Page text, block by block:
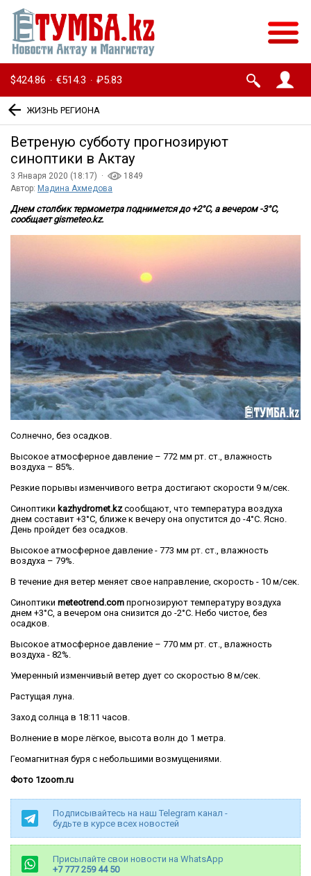
$424.86 · €514.3 · ₽5.83
ЖИЗНЬ РЕГИОНА
Ветреную субботу прогнозируют
синоптики в Актау
3 Января 2020 (18:17) ·
1849
Автор: Мадина Ахмедова
Днем столбик термометра поднимется до +2°C, а вечером -3°C,
сообщает gismeteo.kz.
Солнечно, без осадков.
Высокое атмосферное давление – 772 мм рт. ст., влажность
воздуха – 85%.
Резкие порывы изменчивого ветра достигают скорости 9 м/сек.
Синоптики kazhydromet.kzсообщают, что температура воздуха
днем составит +3°C, ближе к вечеру она опустится до -4°C. Ясно.
День пройдет без осадков.
Высокое атмосферное давление - 773 мм рт. ст., влажность
воздуха – 79%.
В течение дня ветер меняет свое направление, скорость - 10 м/сек.
Синоптики meteotrend.com прогнозируют температуру воздуха
днем +3°C, а вечером она снизится до -2°C. Небо чистое, без
осадков.
Высокое атмосферное давление – 770 мм рт. ст., влажность
воздуха - 82%.
Умеренный изменчивый ветер дует со скоростью 8 м/сек.
Растущая луна.
Заход солнца в 18:11 часов.
Волнение в море лёгкое, высота волн до 1 метра.
Геомагнитная буря с небольшими возмущениями.
Фото 1zoom.ru
Подписывайтесь на наш Telegram канал -
будьте в курсе всех новостей
Присылайте свои новости на WhatsApp
+7 777 259 44 50